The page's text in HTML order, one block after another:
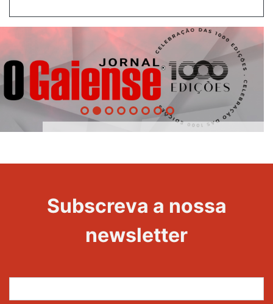
Evento
Subscreva a nossa
newsletter